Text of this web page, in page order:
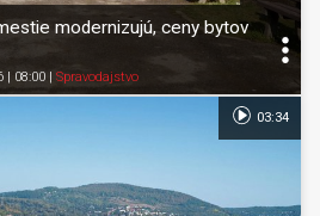
modernizujú, ceny bytov
| 08:00 | Spravodajstvo
03:34